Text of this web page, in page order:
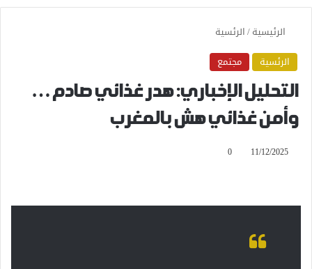
الرئيسية/الرئسية
الرئسية
مجتمع
التحليل الإخباري: هدر غذائي صادم…
وأمن غذائي هش بالمغرب
11/12/2025
0